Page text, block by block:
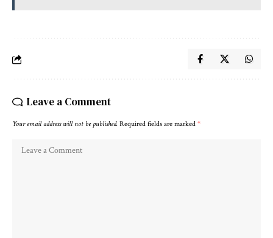
Leave a Comment
Your email address will not be published. Required fields are marked *